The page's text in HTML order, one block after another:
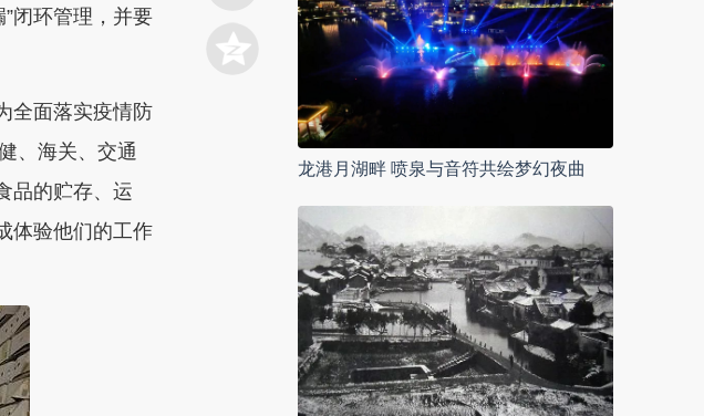
闭环管理，并要
全面落实疫情防
、海关、交通
品的贮存、运
体验他们的工作
龙港月湖畔 喷泉与音符共绘梦幻夜曲